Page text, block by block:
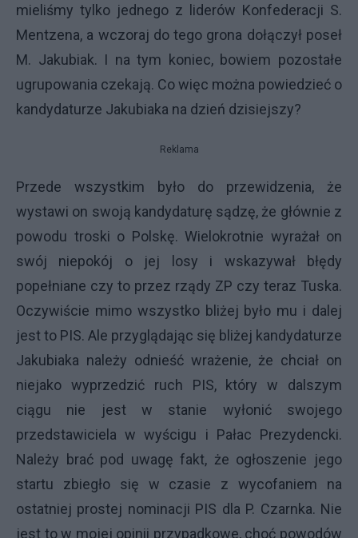
mieliśmy tylko jednego z liderów Konfederacji S.
Mentzena, a wczoraj do tego grona dołączył poseł
M. Jakubiak. I na tym koniec, bowiem pozostałe
ugrupowania czekają. Co więc można powiedzieć o
kandydaturze Jakubiaka na dzień dzisiejszy?
Reklama
Przede wszystkim było do przewidzenia, że
wystawi on swoją kandydaturę sądzę, że głównie z
powodu troski o Polskę. Wielokrotnie wyrażał on
swój niepokój o jej losy i wskazywał błędy
popełniane czy to przez rządy ZP czy teraz Tuska.
Oczywiście mimo wszystko bliżej było mu i dalej
jest to PIS. Ale przyglądając się bliżej kandydaturze
Jakubiaka należy odnieść wrażenie, że chciał on
niejako wyprzedzić ruch PIS, który w dalszym
ciągu nie jest w stanie wyłonić swojego
przedstawiciela w wyścigu i Pałac Prezydencki.
Należy brać pod uwagę fakt, że ogłoszenie jego
startu zbiegło się w czasie z wycofaniem na
ostatniej prostej nominacji PIS dla P. Czarnka. Nie
jest to w mojej opinii przypadkowe, choć powodów